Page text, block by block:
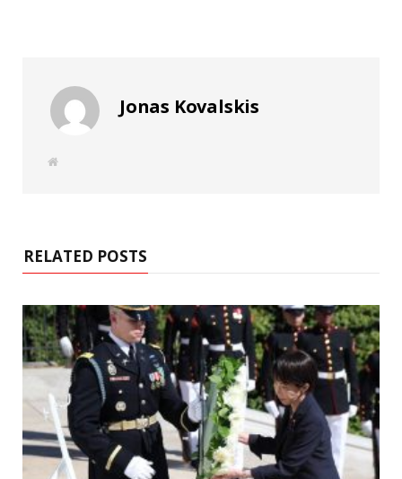
Jonas Kovalskis
W
RELATED POSTS